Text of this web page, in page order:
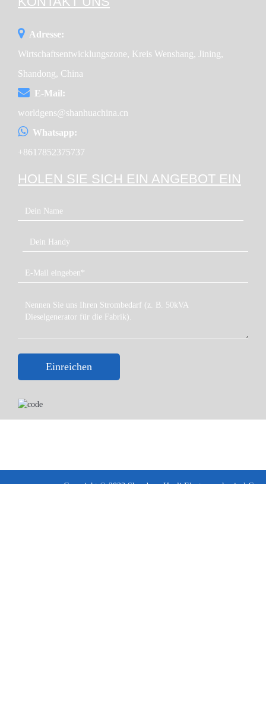
Adresse:
Wirtschaftsentwicklungszone, Kreis Wenshang, Jining,
Shandong, China
E-Mail:
worldgens@shanhuachina.cn
Whatsapp:
+8617852375737
HOLEN SIE SICH EIN ANGEBOT EIN
Einreichen
Copyright © 2023 Shandong Huali Electromechanical Co.,